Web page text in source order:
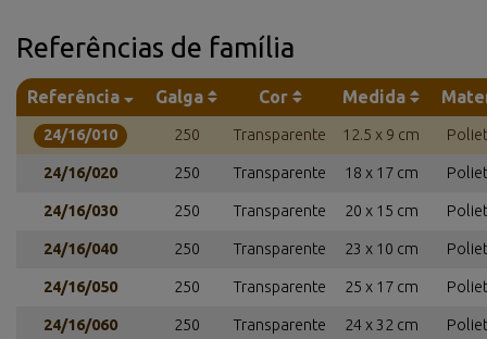
Referências de família
Referência Galga Cor Medida
24/16/010 250 Transparente 12.5 x 9 cm
24/16/020 250 Transparente 18 x 17 cm
24/16/030 250 Transparente 20 x 15 cm
24/16/040 250 Transparente 23 x 10 cm
24/16/050 250 Transparente 25 x 17 cm
24/16/060 250 Transparente 24 x 32 cm